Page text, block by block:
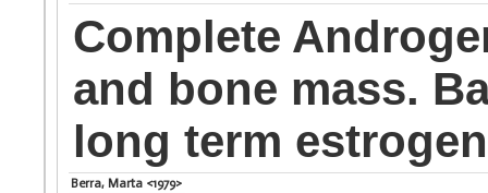
Complete
and bone mass.
long term
Berra, Marta <1979>